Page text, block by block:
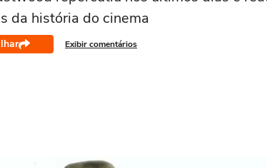
da história do cinema
Exibir comentários